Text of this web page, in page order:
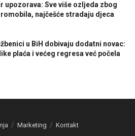
upozorava: Sve više ozljeda zbog
najčešće stradaju djeca
u BiH dobivaju dodatni novac:
plaća i većeg regresa već počela
Marketing Kontakt